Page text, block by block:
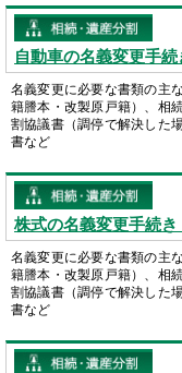
自動車の名義変更手続
名義変更に必要な書類の主
籍謄本・改製原戸籍）、相
割協議書（調停で解決した
書など
株式の名義変更手続き
名義変更に必要な書類の主
籍謄本・改製原戸籍）、相
割協議書（調停で解決した
書など